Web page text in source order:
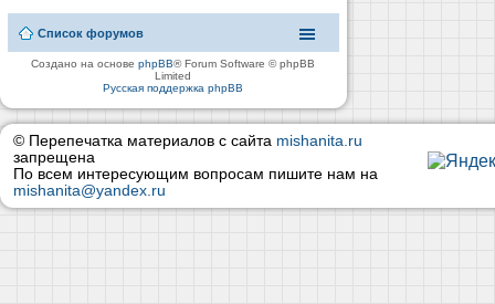
Список форумов
Создано на основеphpBB® Forum Software © phpBB
Limited
Русская поддержка phpBB
© Перепечатка материалов с сайта mishanita.ru
запрещена
По всем интересующим вопросам пишите нам на
mishanita@yandex.ru